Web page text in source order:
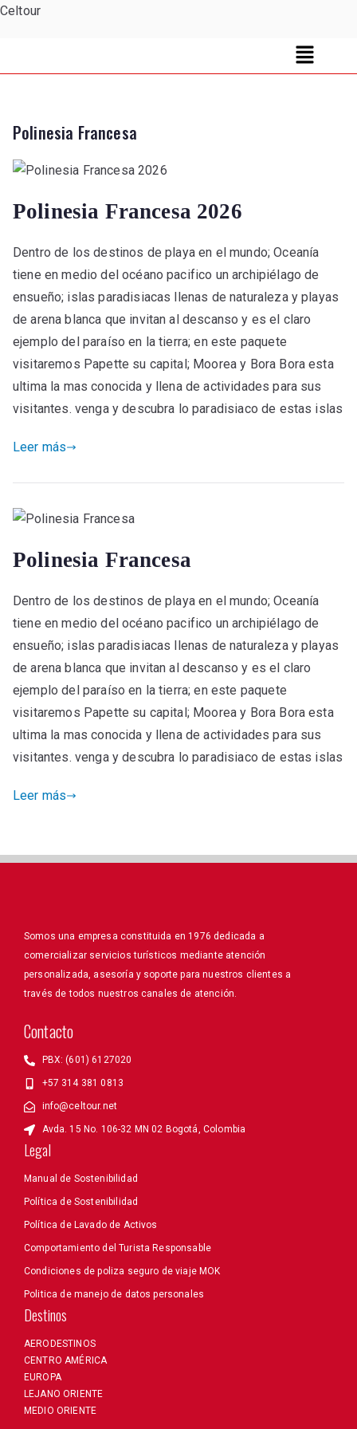
Celtour
Polinesia Francesa
Polinesia Francesa 2026
Dentro de los destinos de playa en el mundo; Oceanía
tiene en medio del océano pacifico un archipiélago de
ensueño; islas paradisiacas llenas de naturaleza y playas
de arena blanca que invitan al descanso y es el claro
ejemplo del paraíso en la tierra; en este paquete
visitaremos Papette su capital; Moorea y Bora Bora esta
ultima la mas conocida y llena de actividades para sus
visitantes. venga y descubra lo paradisiaco de estas islas
Leer más
Polinesia Francesa
Dentro de los destinos de playa en el mundo; Oceanía
tiene en medio del océano pacifico un archipiélago de
ensueño; islas paradisiacas llenas de naturaleza y playas
de arena blanca que invitan al descanso y es el claro
ejemplo del paraíso en la tierra; en este paquete
visitaremos Papette su capital; Moorea y Bora Bora esta
ultima la mas conocida y llena de actividades para sus
visitantes. venga y descubra lo paradisiaco de estas islas
Leer más
Somos una empresa constituida en 1976 dedicada a
comercializar servicios turísticos mediante atención
personalizada, asesoría y soporte para nuestros clientes a
través de todos nuestros canales de atención.
Contacto
PBX: (601) 6127020
+57 314 381 0813
info@celtour.net
Avda. 15 No. 106-32 MN 02 Bogotá, Colombia
Legal
Manual de Sostenibilidad
Política de Sostenibilidad
Política de Lavado de Activos
Comportamiento del Turista Responsable
Condiciones de poliza seguro de viaje MOK
Politica de manejo de datos personales
Destinos
AERODESTINOS
CENTRO AMÉRICA
EUROPA
LEJANO ORIENTE
MEDIO ORIENTE